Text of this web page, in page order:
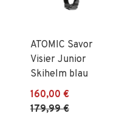
ATOMIC Savor
Visier Junior
Skihelm blau
160,00 €
179,99 €